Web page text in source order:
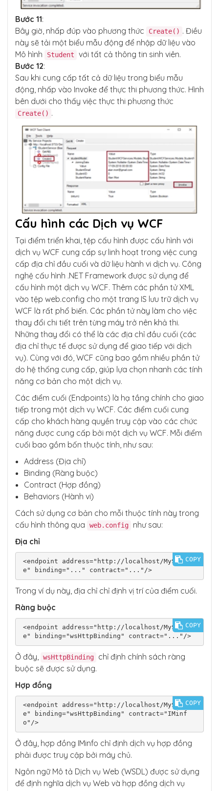
Bước 11:
Bây giờ, nhấp đúp vào phương thức
Create() . Điều
này sẽ tải một biểu mẫu động để nhập dữ liệu vào
Mô hình
Student
với tất cả thông tin sinh viên.
Bước 12:
Sau khi cung cấp tất cả dữ liệu trong biểu mẫu
động, nhấp vào Invoke để thực thi phương thức. Hình
bên dưới cho thấy việc thực thi phương thức
Create() .
Cấu hình các Dịch vụ WCF
Tại điểm triển khai, tệp cấu hình được cấu hình với
dịch vụ WCF cung cấp sự linh hoạt trong việc cung
cấp địa chỉ đầu cuối và dữ liệu hành vi dịch vụ. Công
nghệ cấu hình .NET Framework được sử dụng để
cấu hình một dịch vụ WCF. Thêm các phần tử XML
vào tệp web.config cho một trang IS lưu trữ dịch vụ
WCF là rất phổ biến. Các phần tử này làm cho việc
thay đổi chi tiết trên từng máy trở nên khả thi.
Những thay đổi có thể là các địa chỉ đầu cuối (các
địa chỉ thực tế được sử dụng để giao tiếp với dịch
vụ). Cùng với đó, WCF cũng bao gồm nhiều phần tử
do hệ thống cung cấp, giúp lựa chọn nhanh các tính
năng cơ bản cho một dịch vụ.
Các điểm cuối (Endpoints) là hạ tầng chính cho giao
tiếp trong một dịch vụ WCF. Các điểm cuối cung
cấp cho khách hàng quyền truy cập vào các chức
năng được cung cấp bởi một dịch vụ WCF. Mỗi điểm
cuối bao gồm bốn thuộc tính, như sau:
Address (Địa chỉ)
Binding (Ràng buộc)
Contract (Hợp đồng)
Behaviors (Hành vi)
Cách sử dụng cơ bản cho mỗi thuộc tính này trong
cấu hình thông qua
web.config
như sau:
Địa chỉ
<endpoint address="http://localhost/MyServic
e" binding="..." contract="..."/>
COPY
Trong ví dụ này, địa chỉ chỉ định vị trí của điểm cuối.
Ràng buộc
<endpoint address="http://localhost/MyServic
e" binding="wsHttpBinding" contract="..."/>
COPY
Ở đây, wsHttpBinding
chỉ định chính sách ràng
buộc sẽ được sử dụng.
Hợp đồng
<endpoint address="http://localhost/MyServic
e" binding="wsHttpBinding" contract="IMinf
o"/>
COPY
Ở đây, hợp đồng IMinfo chỉ định dịch vụ hợp đồng
phải được truy cập bởi máy chủ.
Ngôn ngữ Mô tả Dịch vụ Web (WSDL) được sử dụng
để định nghĩa dịch vụ Web và hợp đồng dịch vụ